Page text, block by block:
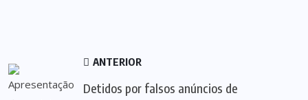
ANTERIOR
Detidos por falsos anúncios de